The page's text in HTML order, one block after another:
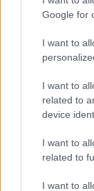
Google for
I want to
I want to
related to
device
I want to
related to
I want to
Ωστόσο,